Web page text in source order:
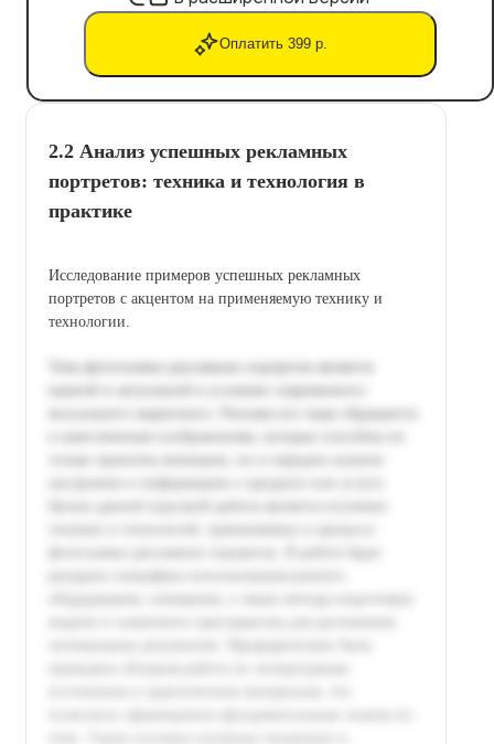
Оплатить 399 р.
2.2 Анализ успешных рекламных
портретов: техника и технология в
практике
Исследование примеров успешных рекламных
портретов с акцентом на применяемую технику и
технологии.